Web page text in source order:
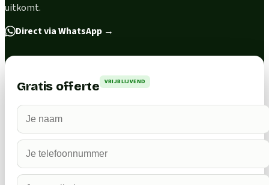
uitkomt.
Direct via WhatsApp →
Gratis offerte VRIJBLIJVEND